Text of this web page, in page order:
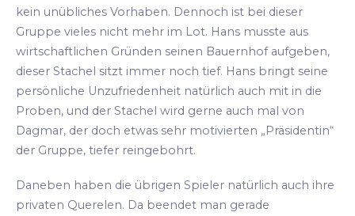
kein unübliches Vorhaben. Dennoch ist bei dieser
Gruppe vieles nicht mehr im Lot. Hans musste aus
wirtschaftlichen Gründen seinen Bauernhof aufgeben,
dieser Stachel sitzt immer noch tief. Hans bringt seine
persönliche Unzufriedenheit natürlich auch mit in die
Proben, und der Stachel wird gerne auch mal von
Dagmar, der doch etwas sehr motivierten „Präsidentin“
der Gruppe, tiefer reingebohrt.
Daneben haben die übrigen Spieler natürlich auch ihre
privaten Querelen. Da beendet man gerade